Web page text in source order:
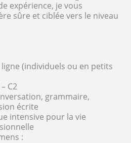
expérience, je vous
sûre et ciblée vers le niveau
ligne (individuels ou en petits
C2
grammaire,
écrite
intensive pour la vie
: